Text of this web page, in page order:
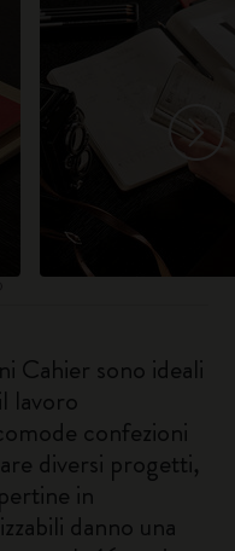
Cahier sono ideali
lavoro
confezioni
diversi progetti,
in
danno una